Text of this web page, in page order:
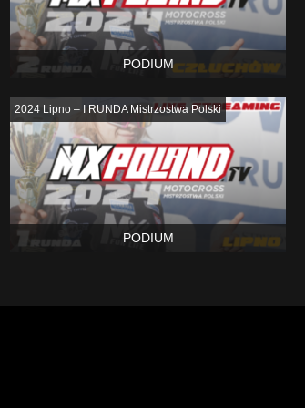
PODIUM
PODIUM
2024 Lipno – I RUNDA Mistrzostwa Polski